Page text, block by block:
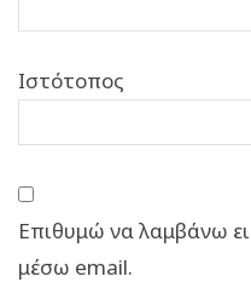
Ιστότοπος
Επιθυμώ να λαμβάνω
μέσω email.